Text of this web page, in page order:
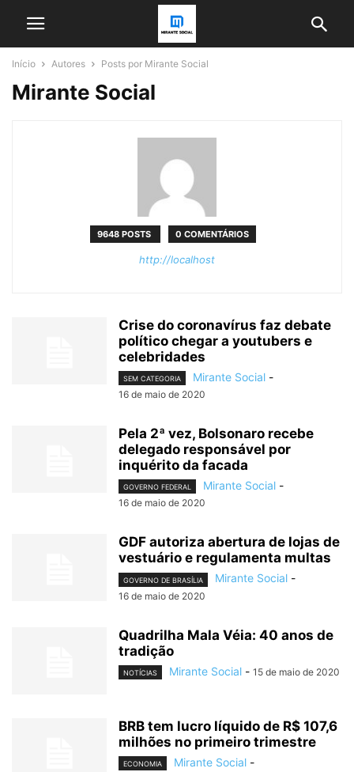
Início Autores Posts por Mirante Social
Mirante Social
9648 POSTS 0 COMENTÁRIOS
http://localhost
Crise do coronavírus faz debate
político chegar a youtubers e
celebridades
SEM CATEGORIA Mirante Social -
16 de maio de 2020
Pela 2ª vez, Bolsonaro recebe
delegado responsável por
inquérito da facada
GOVERNO FEDERAL Mirante Social -
16 de maio de 2020
GDF autoriza abertura de lojas de
vestuário e regulamenta multas
GOVERNO DE BRASÍLIA Mirante Social -
16 de maio de 2020
Quadrilha Mala Véia: 40 anos de
tradição
NOTÍCIAS Mirante Social - 15 de maio de 2020
BRB tem lucro líquido de R$ 107,6
milhões no primeiro trimestre
ECONOMIA Mirante Social -